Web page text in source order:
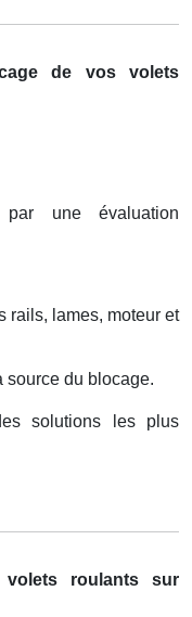
de vos volets
par une évaluation
rails, lames, moteur et
source du blocage.
solutions les plus
roulants sur